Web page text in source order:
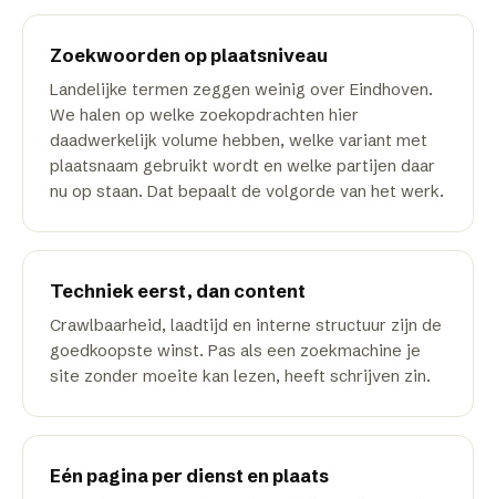
Zoekwoorden op plaatsniveau
Landelijke termen zeggen weinig over Eindhoven.
We halen op welke zoekopdrachten hier
daadwerkelijk volume hebben, welke variant met
plaatsnaam gebruikt wordt en welke partijen daar
nu op staan. Dat bepaalt de volgorde van het werk.
Techniek eerst, dan content
Crawlbaarheid, laadtijd en interne structuur zijn de
goedkoopste winst. Pas als een zoekmachine je
site zonder moeite kan lezen, heeft schrijven zin.
Eén pagina per dienst en plaats